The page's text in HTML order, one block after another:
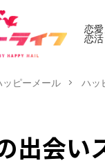
恋
恋活
ッピーメール ハッ
出会い